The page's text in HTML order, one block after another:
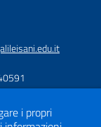
ufficio: UF53KR
i propri